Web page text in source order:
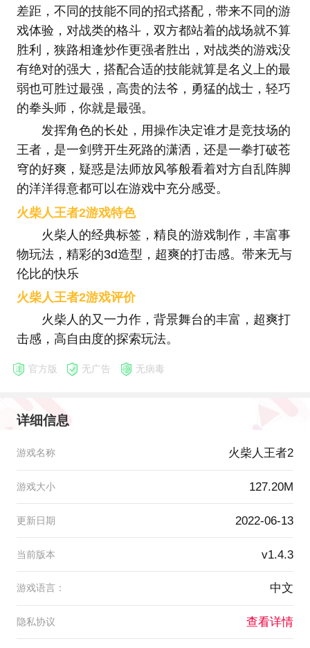
差距，不同的技能不同的招式搭配，带来不同的游
戏体验，对战类的格斗，双方都站着的战场就不算
胜利，狭路相逢炒作更强者胜出，对战类的游戏没
有绝对的强大，搭配合适的技能就算是名义上的最
弱也可胜过最强，高贵的法爷，勇猛的战士，轻巧
的拳头师，你就是最强。
发挥角色的长处，用操作决定谁才是竞技场的
王者，是一剑劈开生死路的潇洒，还是一拳打破苍
穹的好爽，疑惑是法师放风筝般看着对方自乱阵脚
的洋洋得意都可以在游戏中充分感受。
火柴人王者2游戏特色
火柴人的经典标签，精良的游戏制作，丰富事
物玩法，精彩的3d造型，超爽的打击感。带来无与
伦比的快乐
火柴人王者2游戏评价
火柴人的又一力作，背景舞台的丰富，超爽打
击感，高自由度的探索玩法。
官方版 无广告 无病毒
详细信息
游戏名称 火柴人王者2
游戏大小 127.20M
更新日期 2022-06-13
当前版本 v1.4.3
游戏语言： 中文
隐私协议 查看详情